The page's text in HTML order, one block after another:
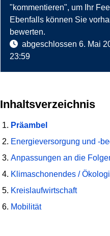
"kommentieren", um Ihr
Ebenfalls können Sie
bewerten.
abgeschlossen 6. Mai
23:59
Inhaltsverzeichnis
Präambel
Energieversorgung und -
Anpassungen an die
Klimaschonendes /
Kreislaufwirtschaft
Mobilität